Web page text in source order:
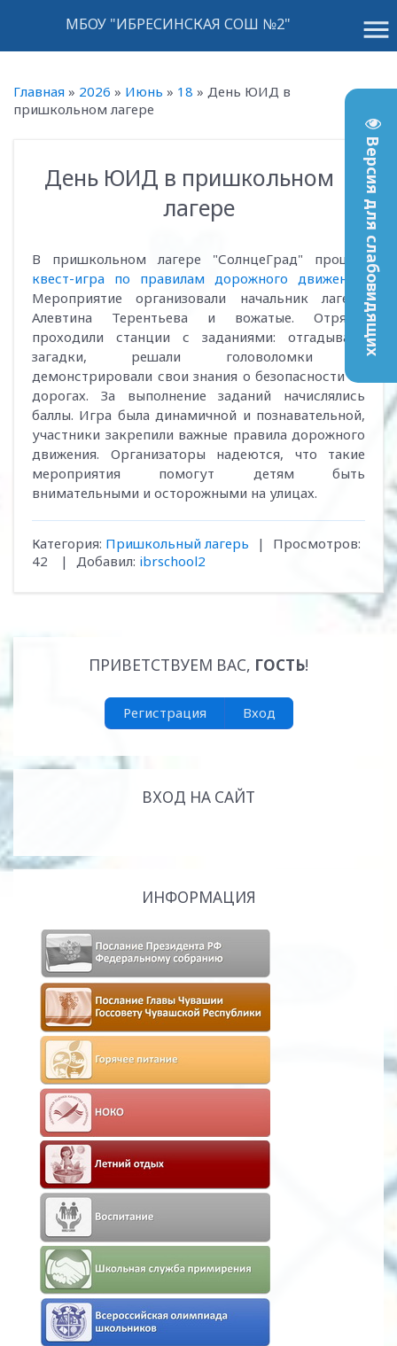
Версия для слабовидящих
menu
МБОУ "ИБРЕСИНСКАЯ СОШ №2"
Главная » 2026 » Июнь » 18 » День ЮИД в
пришкольном лагере
День ЮИД в пришкольном
лагере
В пришкольном лагере "СолнцеГрад" прошла
квест-игра по правилам дорожного движения
Мероприятие организовали начальник лагеря
Алевтина Терентьева и вожатые. Отряды
проходили станции с заданиями: отгадывали
загадки, решали головоломки и
демонстрировали свои знания о безопасности на
дорогах. За выполнение заданий начислялись
баллы. Игра была динамичной и познавательной,
участники закрепили важные правила дорожного
движения. Организаторы надеются, что такие
мероприятия помогут детям быть
внимательными и осторожными на улицах.
Категория: Пришкольный лагерь | Просмотров:
42
| Добавил: ibrschool2
ПРИВЕТСТВУЕМ ВАС, ГОСТЬ!
Регистрация Вход
ВХОД НА САЙТ
ИНФОРМАЦИЯ